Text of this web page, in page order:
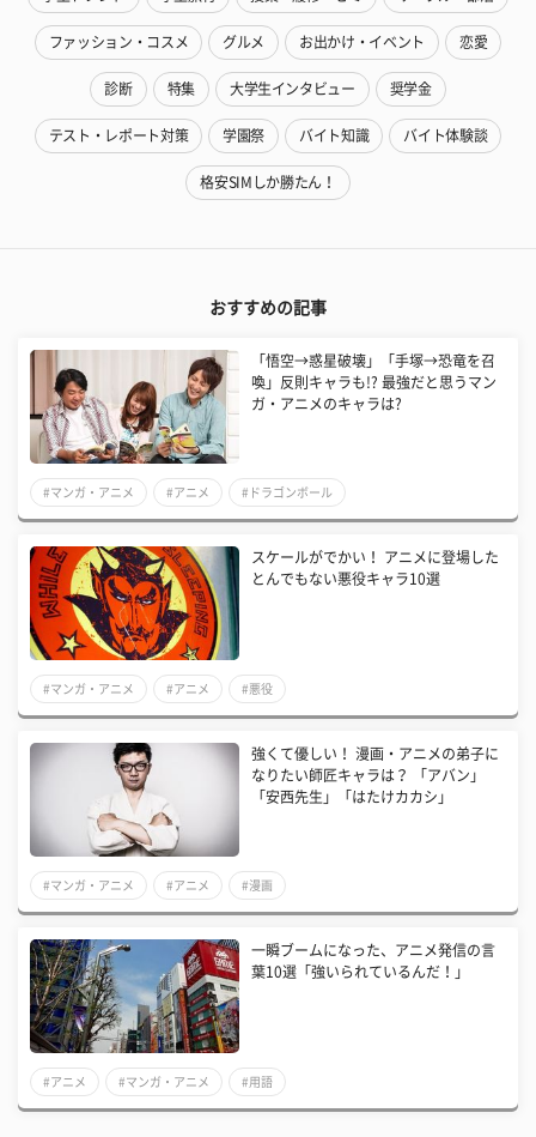
ファッション・コスメ グルメ お出かけ・イベント 恋愛
診断 特集 大学生インタビュー 奨学金
テスト・レポート対策 学園祭 バイト知識 バイト体験談
格安SIMしか勝たん！
おすすめの記事
「悟空→惑星破壊」「手塚→恐竜を召
喚」反則キャラも!? 最強だと思うマン
ガ・アニメのキャラは?
#マンガ・アニメ #アニメ #ドラゴンボール
スケールがでかい！ アニメに登場した
とんでもない悪役キャラ10選
#マンガ・アニメ #アニメ #悪役
強くて優しい！ 漫画・アニメの弟子に
なりたい師匠キャラは？ 「アバン」
「安西先生」「はたけカカシ」
#マンガ・アニメ #アニメ #漫画
一瞬ブームになった、アニメ発信の言
葉10選「強いられているんだ！」
#アニメ #マンガ・アニメ #用語